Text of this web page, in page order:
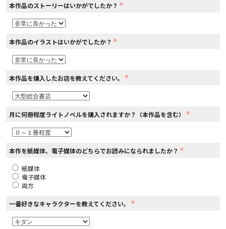
閉じる
本作品のストーリーはいかがでしたか？ ※
本作品のイラストはいかがでしたか？ ※
本作品を購入したお店を教えてください。 ※
月に何冊程度ライトノベルを購入されますか？（本作品を含む） ※
本作を紙媒体、電子媒体のどちらでお読みになられましたか？ ※
紙媒体
電子媒体
両方
一番好きなキャラクターを教えてください。 ※